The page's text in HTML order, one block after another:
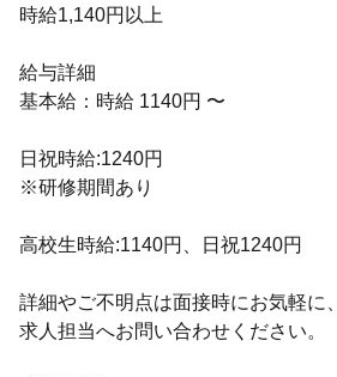
時給1,140円以上
給与詳細
基本給：時給 1140円 〜
日祝時給:1240円
※研修期間あり
高校生時給:1140円、日祝1240円
詳細やご不明点は面接時にお気軽に、
求人担当へお問い合わせください。